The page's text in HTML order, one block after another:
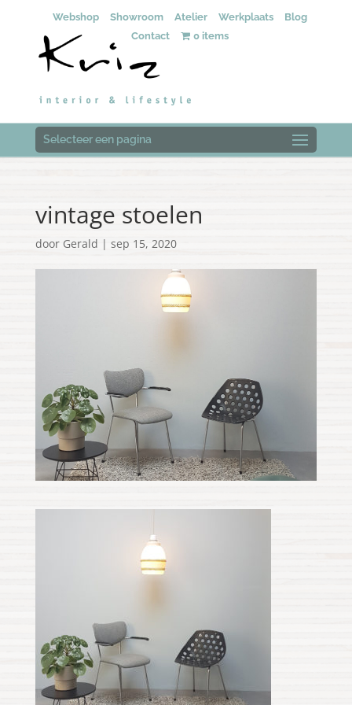
Webshop Showroom Atelier Werkplaats
Blog
Contact
0 items
Selecteer een pagina
vintage stoelen
door Gerald | sep 15, 2020